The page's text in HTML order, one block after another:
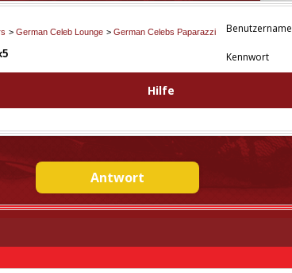
> German Celeb Lounge > German Celebs Paparazzi
Benutzername
Kennwort
Hilfe
Antwort